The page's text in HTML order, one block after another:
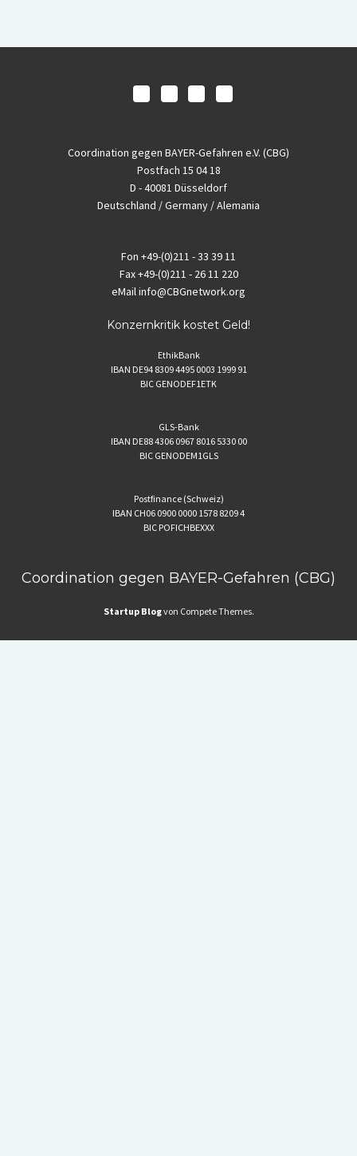
Coordination gegen BAYER-Gefahren e.V. (CBG)
Postfach 15 04 18
D - 40081 Düsseldorf
Deutschland / Germany / Alemania
Fon +49-(0)211 - 33 39 11
Fax+49-(0)211 - 26 11 220
eMailinfo@CBGnetwork.org
Konzernkritik kostet Geld!
EthikBank
IBAN DE94 8309 4495 0003 1999 91
BIC GENODEF1ETK
GLS-Bank
IBAN DE88 4306 0967 8016 5330 00
BIC GENODEM1GLS
Postfinance (Schweiz)
IBAN CH06 0900 0000 1578 8209 4
BIC POFICHBEXXX
Coordination gegen BAYER-Gefahren (CBG)
Startup Blogvon Compete Themes.